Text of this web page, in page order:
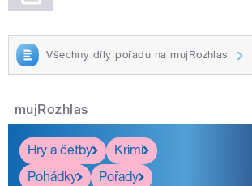
Všechny díly pořadu na mujRozhlas
mujRozhlas
Hry a četby
Krimi
Pohádky
Pořady